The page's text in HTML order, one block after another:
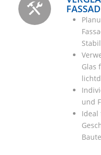
Glas
und
Ideal